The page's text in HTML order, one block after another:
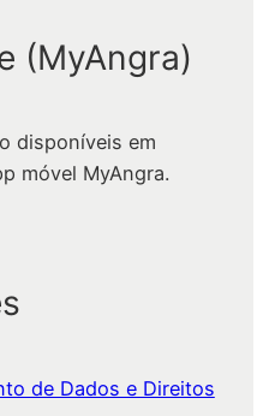
(MyAngra)
disponíveis em
móvel MyAngra.
de Dados e Direitos